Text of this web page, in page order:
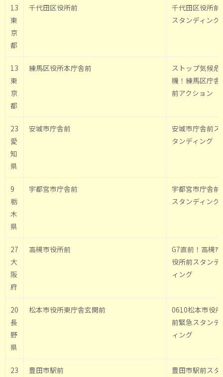
13
東
京
都
千代田区役所前
千代田区役所前
スタンディング
13
東
京
都
練馬区役所本庁舎前
ストップ気候危
機！練馬区庁舎
前アクション
23
愛
知
県
安城市庁舎前
安城市庁舎前ス
タンディング
9
栃
木
県
宇都宮市庁舎前
宇都宮市庁舎前
スタンディング
27
大
阪
府
高槻市役所前
G7直前！高槻市
役所前スタンデ
ィング
20
長
野
県
松本市役所東庁舎玄関前
0610松本市役所
前緊急スタンデ
ィング
23
豊田市駅前
豊田市駅前スタ